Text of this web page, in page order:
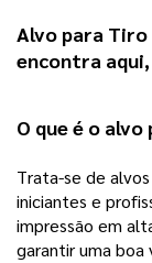
Alvo para Tiro
encontra aqui,
O que é o alvo
Trata-se de
iniciantes e
impressão em
garantir uma boa